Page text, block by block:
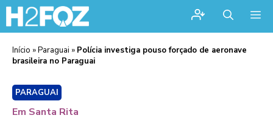
Início »Paraguai » Polícia investiga pouso forçado de aeronave
brasileira no Paraguai
PARAGUAI
Em Santa Rita